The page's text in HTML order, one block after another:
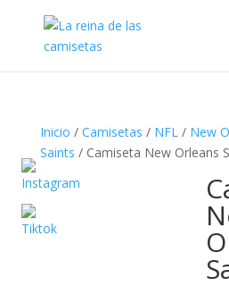
Búsqueda
Inicio / Camisetas / NFL/ New
Saints / Camiseta New Orleans